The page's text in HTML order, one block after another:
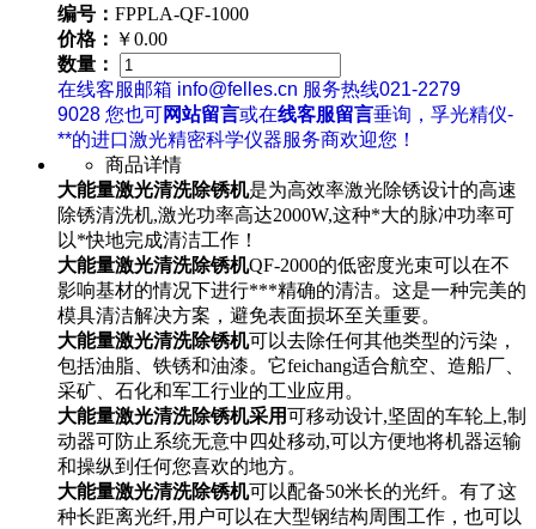
编号： FPPLA-QF-1000
价格： ￥0.00
数量：
在线客服邮箱 info@felles.cn 服务热线021-2279
9028 您也可网站留言或在线客服留言垂询，孚光精仪-
**的进口激光精密科学仪器服务商欢迎您！
商品详情
大能量激光清洗除锈机是为高效率激光除锈设计的高速
除锈清洗机,激光功率高达2000W,这种*大的脉冲功率可
以*快地完成清洁工作！
大能量激光清洗除锈机QF-2000的低密度光束可以在不
影响基材的情况下进行***精确的清洁。这是一种完美的
模具清洁解决方案，避免表面损坏至关重要。
大能量激光清洗除锈机可以去除任何其他类型的污染，
包括油脂、铁锈和油漆。它feichang适合航空、造船厂、
采矿、石化和军工行业的工业应用。
大能量激光清洗除锈机采用可移动设计,坚固的车轮上,制
动器可防止系统无意中四处移动,可以方便地将机器运输
和操纵到任何您喜欢的地方。
大能量激光清洗除锈机可以配备50米长的光纤。有了这
种长距离光纤,用户可以在大型钢结构周围工作，也可以